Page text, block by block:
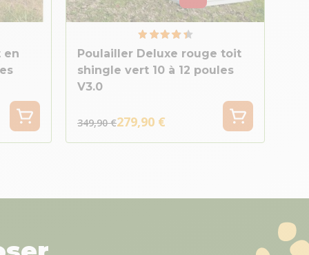
en
Poulailler Deluxe rouge toit
shingle vert 10 à 12 poules
V3.0
349,90 €279,90 €